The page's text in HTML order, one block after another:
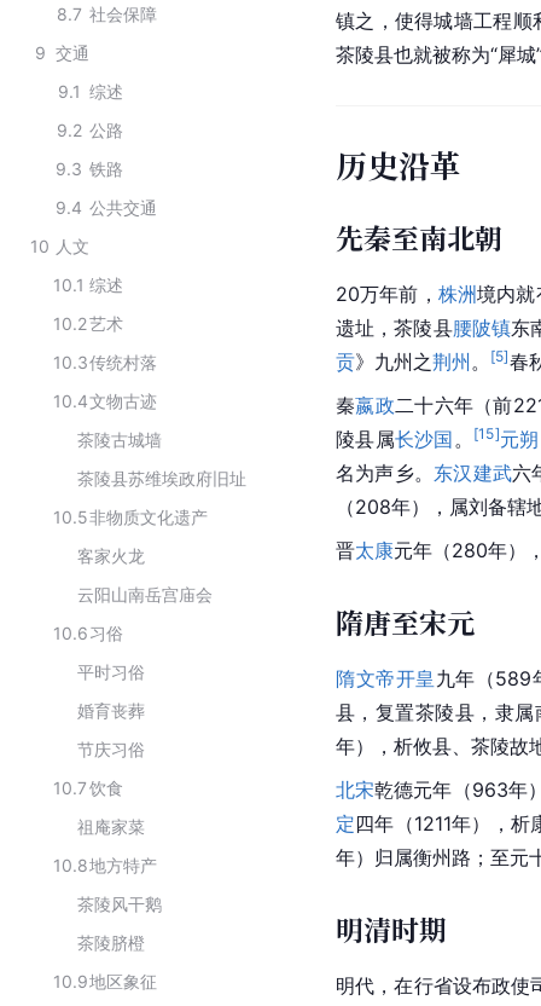
8.7 社会保障
9 交通
9.1 综述
9.2 公路
9.3 铁路
9.4 公共交通
10 人文
10.1 综述
10.2艺术
10.3传统村落
10.4文物古迹
茶陵古城墙
茶陵县苏维埃政府旧址
10.5非物质文化遗产
客家火龙
云阳山南岳宫庙会
10.6习俗
平时习俗
婚育丧葬
节庆习俗
10.7饮食
祖庵家菜
10.8地方特产
茶陵风干鹅
茶陵脐橙
10.9地区象征
镇之，使得城墙工程顺
茶陵县也就被称为“犀城
历史沿革
先秦至南北朝
20万年前， 株洲境内就
遗址，茶陵县腰陂镇东
贡》九州之荆州 。 [5]春
秦嬴政二十六年（前
陵县属长沙国。 [15]元朔
名为声乡。 东汉建武六
（208年），属刘备辖
晋太康元年（280年）
隋唐至宋元
隋文帝开皇 九年（589
县，复置茶陵县，隶
年），析攸县、茶陵故
北宋乾德元年（963年
定四年（1211年），
年）归属衡州路；至元
明清时期
明代，在行省设布政使